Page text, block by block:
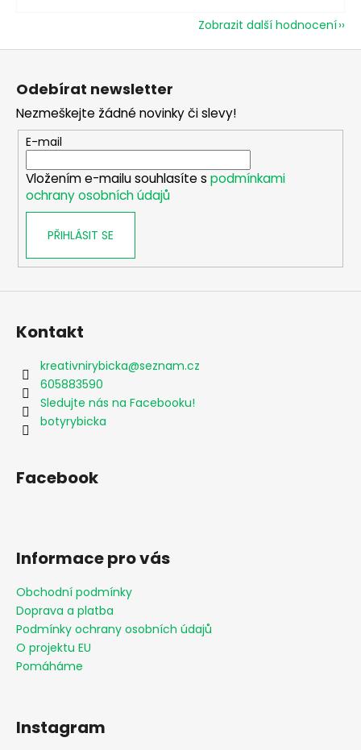
Zobrazit další hodnocení
Z
Odebírat newsletter
Nezmeškejte žádné novinky či slevy!
E-mail
Vložením e-mailu souhlasíte s podmínkami
ochrany osobních údajů
PŘIHLÁSIT SE
Kontakt
kreativnirybicka@seznam.cz
605883590
Sledujte nás na Facebooku!
botyrybicka
Facebook
Informace pro vás
Obchodní podmínky
Doprava a platba
Podmínky ochrany osobních údajů
O projektu EU
Pomáháme
Instagram